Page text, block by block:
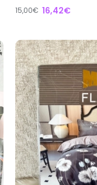
15,00€ 16,42€